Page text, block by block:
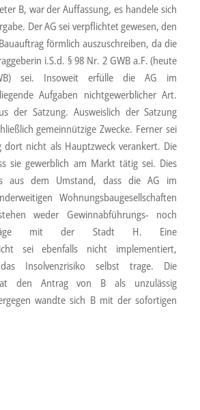
B, war der Auffassung, es handele sich
Der AG sei verpflichtet gewesen, den
förmlich auszuschreiben, da die
i.S.d. § 98 Nr. 2 GWB a.F. (heute
sei. Insoweit erfülle die AG im
Aufgaben nichtgewerblicher Art.
der Satzung. Ausweislich der Satzung
gemeinnützige Zwecke. Ferner sei
dort nicht als Hauptzweck verankert. Die
sie gewerblich am Markt tätig sei. Dies
aus dem Umstand, dass die AG im
Wohnungsbaugesellschaften
weder Gewinnabführungs- noch
mit der Stadt H. Eine
sei ebenfalls nicht implementiert,
Insolvenzrisiko selbst trage. Die
den Antrag von B als unzulässig
wandte sich B mit der sofortigen